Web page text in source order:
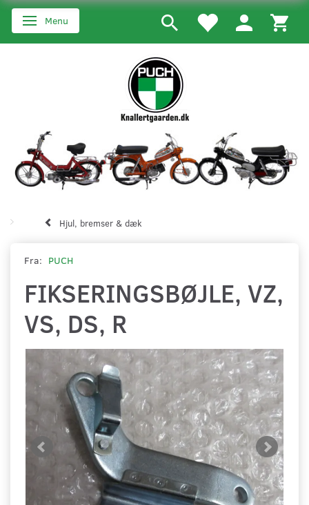
Skifte navigation
Menu
Hjul, bremser & dæk
Fra: PUCH
FIKSERINGSBØJLE, VZ,
VS, DS, R